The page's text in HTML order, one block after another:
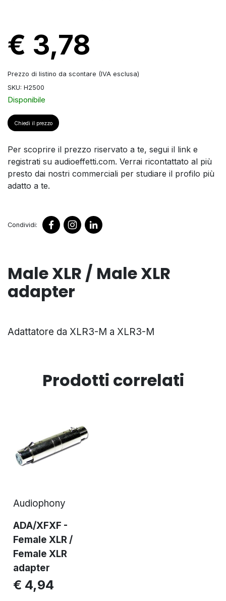
€ 3,78
Prezzo di listino da scontare (IVA esclusa)
SKU: H2500
Disponibile
Chiedi il prezzo
Per scoprire il prezzo riservato a te, segui il link e
registrati su audioeffetti.com. Verrai ricontattato al più
presto dai nostri commerciali per studiare il profilo più
adatto a te.
Condividi:
Male XLR / Male XLR
adapter
Adattatore da XLR3-M a XLR3-M
Prodotti correlati
Audiophony
ADA/XFXF -
Female XLR /
Female XLR
adapter
€ 4,94